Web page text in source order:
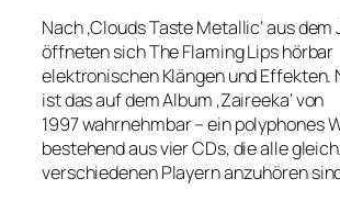
Nach ‚Clouds Taste Metallic‘ aus dem
öffneten sich The Flaming Lips hörbar
elektronischen Klängen und Effekten.
ist das auf dem Album ‚Zaireeka‘ von
1997 wahrnehmbar – ein polyphones
bestehend aus vier CDs, die alle
verschiedenen Playern anzuhören